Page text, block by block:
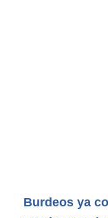
Burdeos ya